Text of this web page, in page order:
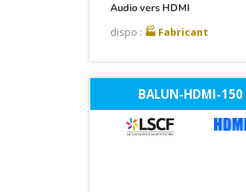
Audio vers HDMI
dispo : 🏭 Fabricant
BALUN-HDMI-150